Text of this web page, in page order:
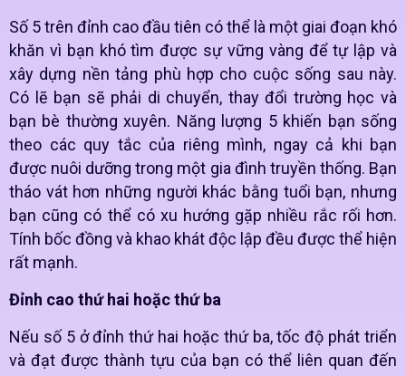
Số 5 trên đỉnh cao đầu tiên có thể là một giai đoạn khó
khăn vì bạn khó tìm được sự vững vàng để tự lập và
xây dựng nền tảng phù hợp cho cuộc sống sau này.
Có lẽ bạn sẽ phải di chuyển, thay đổi trường học và
bạn bè thường xuyên. Năng lượng 5 khiến bạn sống
theo các quy tắc của riêng mình, ngay cả khi bạn
được nuôi dưỡng trong một gia đình truyền thống. Bạn
tháo vát hơn những người khác bằng tuổi bạn, nhưng
bạn cũng có thể có xu hướng gặp nhiều rắc rối hơn.
Tính bốc đồng và khao khát độc lập đều được thể hiện
rất mạnh.
Đỉnh cao thứ hai hoặc thứ ba
Nếu số 5 ở đỉnh thứ hai hoặc thứ ba, tốc độ phát triển
và đạt được thành tựu của bạn có thể liên quan đến